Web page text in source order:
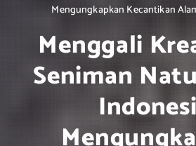
Mengungkapkan Kecantikan
Menggali
Seniman